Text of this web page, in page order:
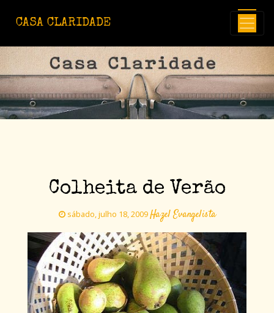
CASA CLARIDADE
Colheita de Verão
sábado, julho 18, 2009Hazel Evangelista